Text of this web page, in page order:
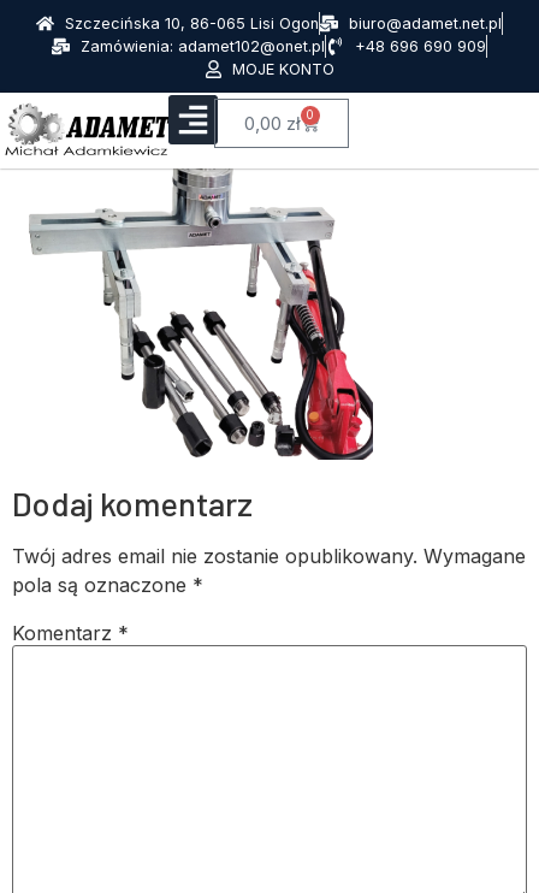
Szczecińska 10, 86-065 Lisi Ogon
biuro@adamet.net.pl
Zamówienia: adamet102@onet.pl
+48 696 690 909
MOJE KONTO
0,00 zł 0
Dodaj komentarz
Twój adres email nie zostanie opublikowany. Wymagane
pola są oznaczone *
Komentarz *